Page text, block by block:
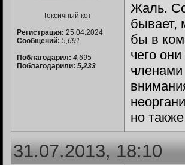
Токсичный кот
Регистрация: 25.04.2024
Сообщений: 5,691
Поблагодарил: 4,695
Поблагодарили: 5,233
Жаль.
бывает,
бы в
чего
но
31.07.2013, 18:10